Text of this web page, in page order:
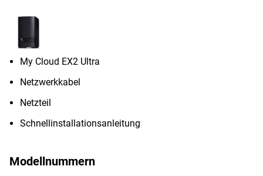
My Cloud EX2 Ultra
Netzwerkkabel
Netzteil
Schnellinstallationsanleitung
Modellnummern